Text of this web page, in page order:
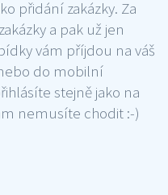
přidání zakázky. Za
a pak už jen
vám příjdou na váš
do mobilní
stejně jako na
nemusíte chodit :-)